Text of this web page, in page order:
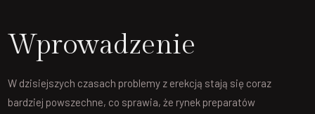
Wprowadzenie
W dzisiejszych czasach problemy z erekcją stają się coraz
bardziej powszechne, co sprawia, że rynek preparatów